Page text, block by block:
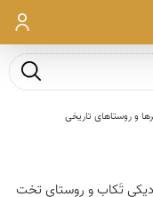
ورود
جست و
و روستاهای تاریخی
تَکاب و روستای تخت